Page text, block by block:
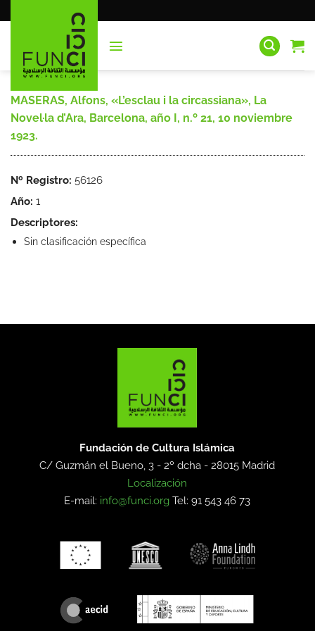
al
MASERAS, Alfons, «L’esclau i la circassiana», La
Novel·la d’Ara, Barcelona, año I, n.º 21, 10 noviembre
1923.
Nº Registro: 56126
Año: 1
Descriptores:
Sin clasificación específica
Fundación de Cultura Islámica
C/ Guzmán el Bueno, 3 - 2º dcha -28015 Madrid
Localización
E-mail: info@funci.org Tel: 91 543 46 73